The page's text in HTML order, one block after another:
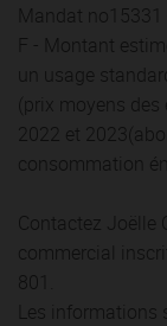
Mandat no15331 -
F - Montant
un usage
(prix moyens
2022 et
consommation
Contactez Joëlle
commercial
801.
Les informations